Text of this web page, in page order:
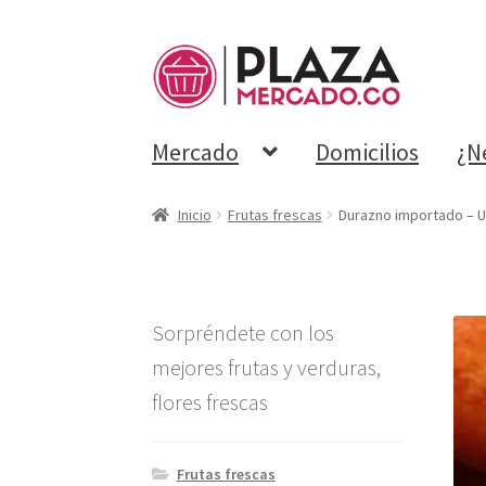
Mercado Domicilios
Inicio Frutas frescas Durazno importado –
Sorpréndete con los
mejores frutas y verduras,
flores frescas
Frutas frescas